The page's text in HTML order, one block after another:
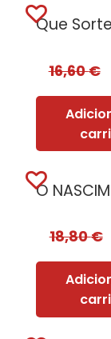
16,60€
18,80€